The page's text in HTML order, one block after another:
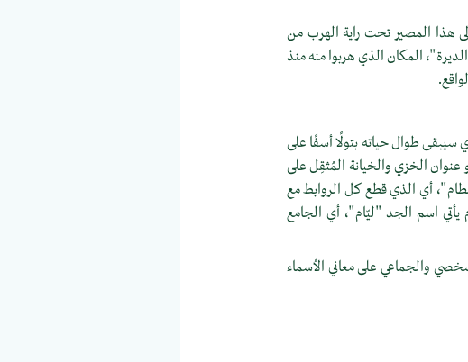
هذا المصير تحت راية الهرب من
المكان الذي هربوا منه منذ
طوال حياته بتولًا أسفًا على
الخزي والخيانة المُثقِل على
أي الذي قطع كل الروابط مع
اسم الجد "ليّام"، أي الجامع
والجماعي على معاني الأسماء